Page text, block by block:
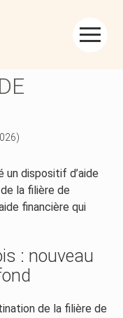
un dispositif d’aide
la filière de
financière qui
: nouveau
de la filière de